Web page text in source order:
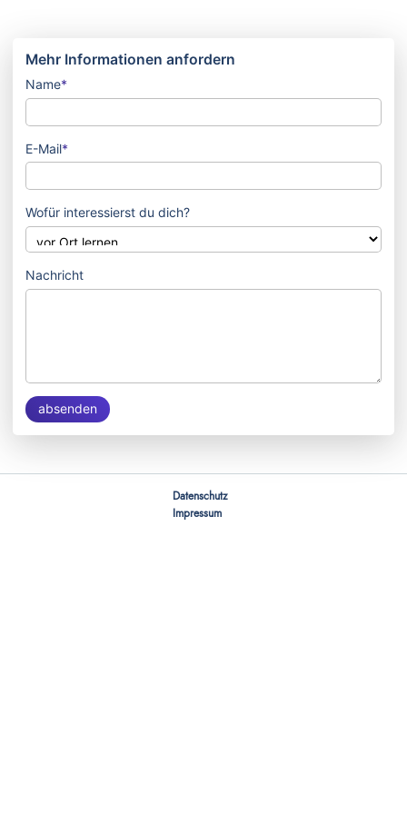
Mehr Informationen anfordern
Pflichtfeld
Name*
Pflichtfeld
E-Mail*
Wofür interessierst du dich?
Nachricht
absenden
Navigation
überspringen
Datenschutz
Impressum